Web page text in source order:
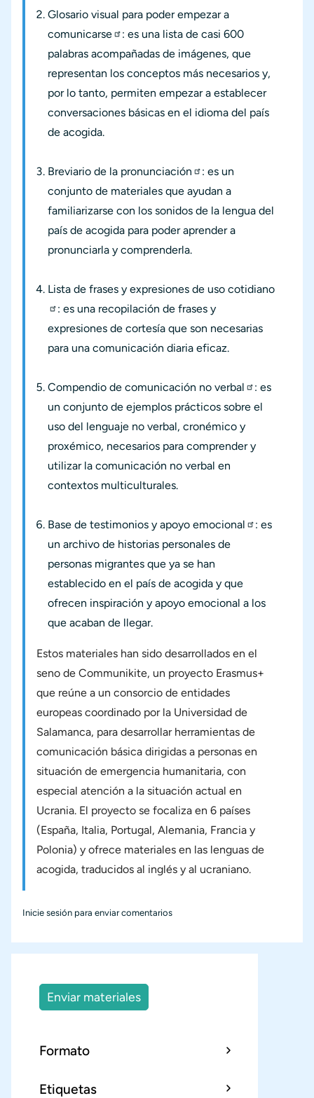
Glosario visual para poder empezar a
comunicarse
: es una lista de casi 600
palabras acompañadas de imágenes, que
representan los conceptos más necesarios y,
por lo tanto, permiten empezar a establecer
conversaciones básicas en el idioma del país
de acogida.
Breviario de la pronunciación
: es un
conjunto de materiales que ayudan a
familiarizarse con los sonidos de la lengua del
país de acogida para poder aprender a
pronunciarla y comprenderla.
Lista de frases y expresiones de uso cotidiano
: es una recopilación de frases y
expresiones de cortesía que son necesarias
para una comunicación diaria eficaz.
Compendio de comunicación no verbal
: es
un conjunto de ejemplos prácticos sobre el
uso del lenguaje no verbal, cronémico y
proxémico, necesarios para comprender y
utilizar la comunicación no verbal en
contextos multiculturales.
Base de testimonios y apoyo emocional
: es
un archivo de historias personales de
personas migrantes que ya se han
establecido en el país de acogida y que
ofrecen inspiración y apoyo emocional a los
que acaban de llegar.
Estos materiales han sido desarrollados en el
seno de Communikite, un proyecto Erasmus+
que reúne a un consorcio de entidades
europeas coordinado por la Universidad de
Salamanca, para desarrollar herramientas de
comunicación básica dirigidas a personas en
situación de emergencia humanitaria, con
especial atención a la situación actual en
Ucrania. El proyecto se focaliza en 6 países
(España, Italia, Portugal, Alemania, Francia y
Polonia) y ofrece materiales en las lenguas de
acogida, traducidos al inglés y al ucraniano.
Inicie sesión para enviar comentarios
Enviar materiales
Formato
Etiquetas